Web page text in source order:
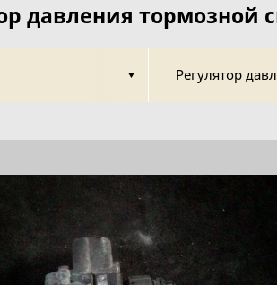
давления тормозной
Регулятор